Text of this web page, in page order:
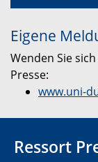
Eigene
Wenden Sie
Presse:
www.uni-
Ressort